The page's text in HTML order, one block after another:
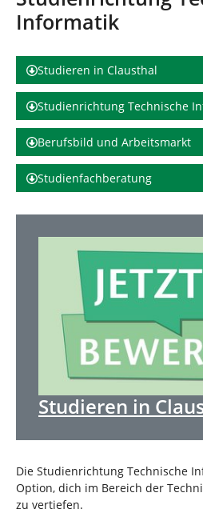
h
e
:
Informatik
Studieren in Clausthal
Studienrichtung Technische
Berufsbild und Arbeitsmarkt
Studienfachberatung
Studieren in
Die Studienrichtung Technische
Option, dich im Bereich der
zu vertiefen.